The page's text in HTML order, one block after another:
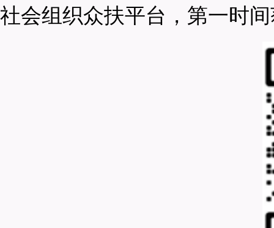
社会组织众扶平台，第一时